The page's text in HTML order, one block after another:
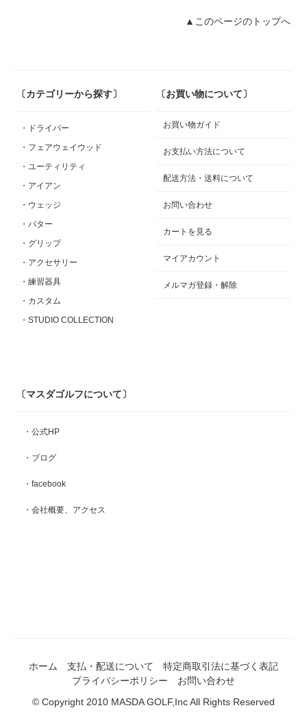
▲このページのトップへ
〔カテゴリーから探す〕
・ドライバー
・フェアウェイウッド
・ユーティリティ
・アイアン
・ウェッジ
・パター
・グリップ
・アクセサリー
・練習器具
・カスタム
・STUDIO COLLECTION
〔お買い物について〕
お買い物ガイド
お支払い方法について
配送方法・送料について
お問い合わせ
カートを見る
マイアカウント
メルマガ登録・解除
〔マスダゴルフについて〕
・公式HP
・ブログ
・facebook
・会社概要、アクセス
ホーム 支払・配送について
特定商取引法に基づく表記
プライバシーポリシー
お問い合わせ
© Copyright 2010 MASDA GOLF,Inc All Rights Reserved